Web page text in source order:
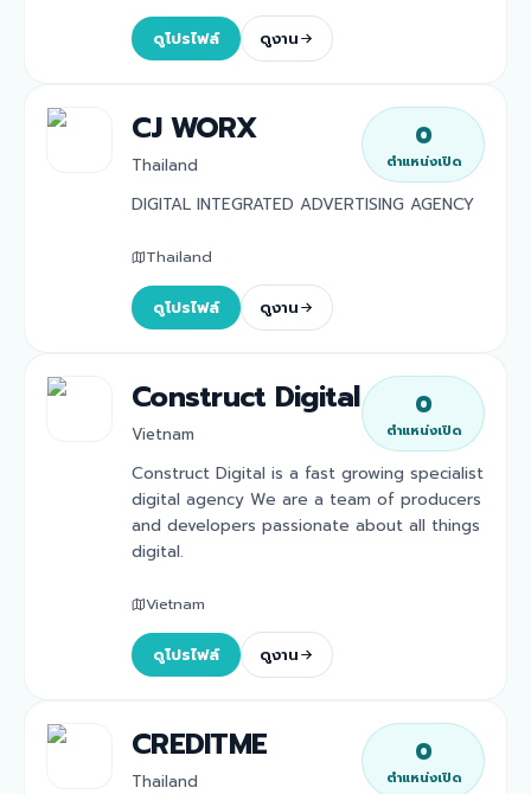
ดูโปรไฟล์ ดูงาน
CJ WORX
Thailand
0
ตำแหน่งเปิด
DIGITAL INTEGRATED ADVERTISING AGENCY
Thailand
ดูโปรไฟล์ ดูงาน
Construct Digital
Vietnam
0
ตำแหน่งเปิด
Construct Digital is a fast growing specialist
digital agency We are a team of producers
and developers passionate about all things
digital.
Vietnam
ดูโปรไฟล์ ดูงาน
CREDITME
Thailand
0
ตำแหน่งเปิด